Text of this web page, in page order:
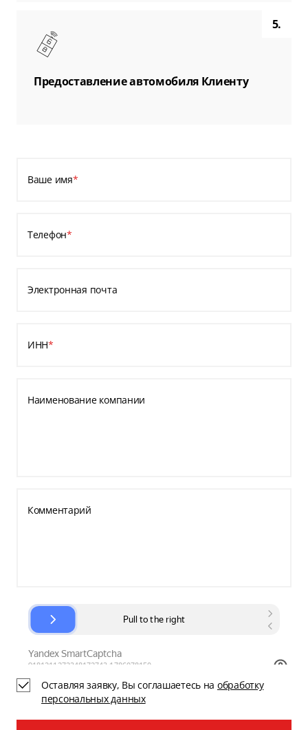
5.
Предоставление автомобиля Клиенту
Ваше имя*
Телефон*
Электронная почта
ИНН*
Наименование компании
Комментарий
Оставляя заявку, Вы соглашаетесь на обработку
персональных данных